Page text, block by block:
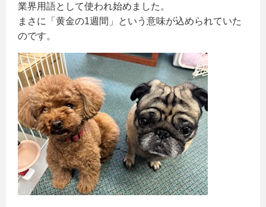
業界用語として使われ始めました。
まさに「黄金の1週間」という意味が込められていた
のです。